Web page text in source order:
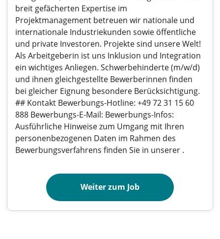
breit gefächerten Expertise im
Projektmanagement betreuen wir nationale und
internationale Industriekunden sowie öffentliche
und private Investoren. Projekte sind unsere Welt!
Als Arbeitgeberin ist uns Inklusion und Integration
ein wichtiges Anliegen. Schwerbehinderte (m/w/d)
und ihnen gleichgestellte Bewerberinnen finden
bei gleicher Eignung besondere Berücksichtigung.
## Kontakt Bewerbungs-Hotline: +49 72 31 15 60
888 Bewerbungs-E-Mail: Bewerbungs-Infos:
Ausführliche Hinweise zum Umgang mit Ihren
personenbezogenen Daten im Rahmen des
Bewerbungsverfahrens finden Sie in unserer .
Weiter zum Job